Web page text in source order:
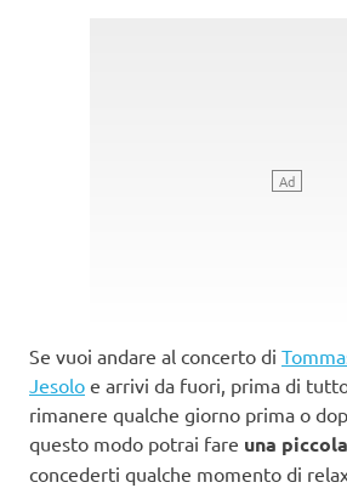
Se vuoi andare al concerto di
Jesolo e arrivi da fuori, prima di
rimanere qualche giorno prima o
questo modo potrai fare una
concederti qualche momento di